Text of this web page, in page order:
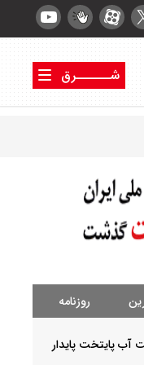
شــــــرق
روزنامه
پایتخت پایدار